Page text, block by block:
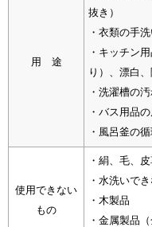
用 途
抜き）
・衣類の手
・キッチン
り）、漂白
・洗濯槽の
・バス用品
・風呂釜の
使用できない
もの
・絹、毛、
・水洗いで
・木製品
・金属製品